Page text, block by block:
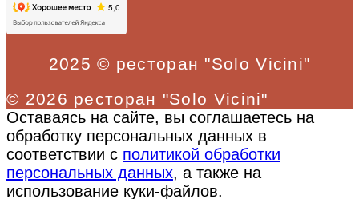
2025 © ресторан "Solo Vicini"
© 2026 ресторан "Solo Vicini"
Оставаясь на сайте, вы соглашаетесь на
обработку персональных данных в
соответствии с политикой обработки
персональных данных, а также на
использование куки-файлов.